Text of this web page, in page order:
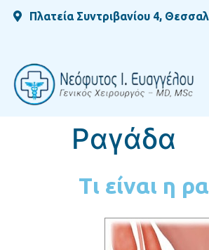
Πλατεία Συντριβανίου 4,
Ραγάδα
Τι είναι η